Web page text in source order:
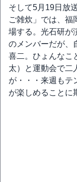
そして5月19日放
ご雑炊」では、福
場する。光石研が
のメンバーだが、
喜二。ひょんなこ
太）と運動会で二
が・・・来週もテ
が楽しめることに